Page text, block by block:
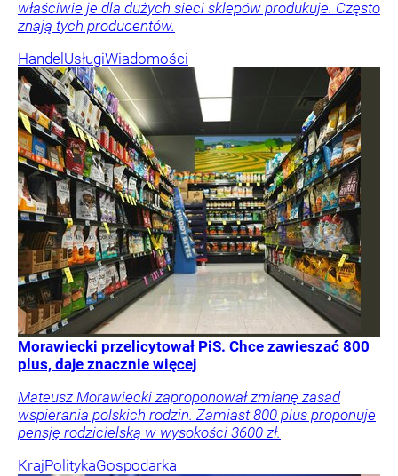
właściwie je dla dużych sieci sklepów produkuje. Często
znają tych producentów.
Handel UsługiWiadomości
Morawiecki przelicytował PiS. Chce zawieszać 800
plus, daje znacznie więcej
Mateusz Morawiecki zaproponował zmianę zasad
wspierania polskich rodzin. Zamiast 800 plus proponuje
pensję rodzicielską w wysokości 3600 zł.
KrajPolitykaGospodarka